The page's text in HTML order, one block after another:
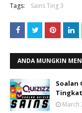
Tags: Sains Ting 3
ANDA MUNGKIN
Soalan
March